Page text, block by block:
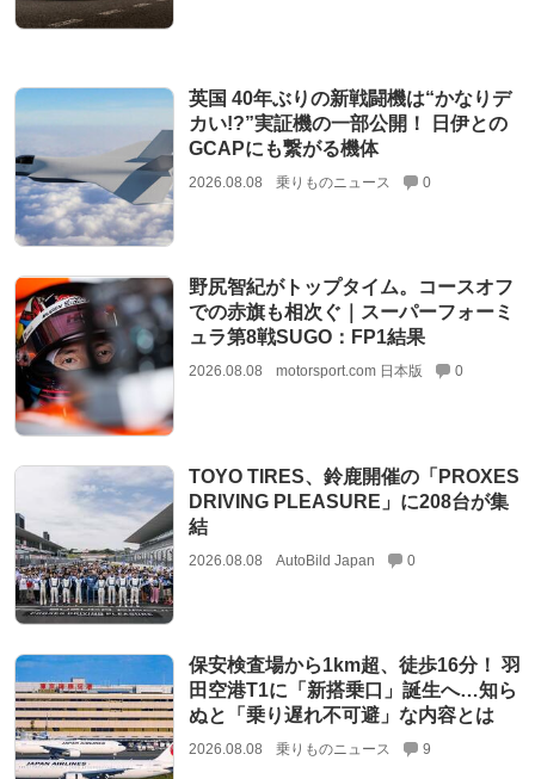
英国 40年ぶりの新戦闘機は“かなりデ
カい!?”実証機の一部公開！ 日伊との
GCAPにも繋がる機体
2026.08.08 乗りものニュース 0
野尻智紀がトップタイム。コースオフ
での赤旗も相次ぐ｜スーパーフォーミ
ュラ第8戦SUGO：FP1結果
2026.08.08 motorsport.com 日本版 0
TOYO TIRES、鈴鹿開催の「PROXES
DRIVING PLEASURE」に208台が集
結
2026.08.08 AutoBild Japan 0
保安検査場から1km超、徒歩16分！ 羽
田空港T1に「新搭乗口」誕生へ…知ら
ぬと「乗り遅れ不可避」な内容とは
2026.08.08 乗りものニュース 9